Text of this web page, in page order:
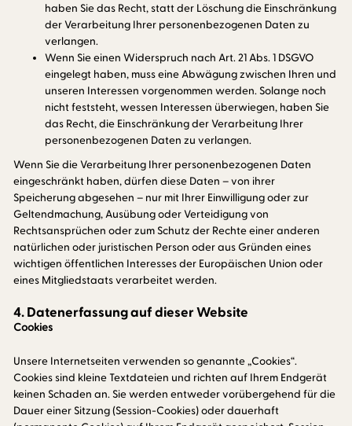
haben Sie das Recht, statt der Löschung die Einschränkung
der Verarbeitung Ihrer personenbezogenen Daten zu
verlangen.
Wenn Sie einen Widerspruch nach Art. 21 Abs. 1 DSGVO
eingelegt haben, muss eine Abwägung zwischen Ihren und
unseren Interessen vorgenommen werden. Solange noch
nicht feststeht, wessen Interessen überwiegen, haben Sie
das Recht, die Einschränkung der Verarbeitung Ihrer
personenbezogenen Daten zu verlangen.
Wenn Sie die Verarbeitung Ihrer personenbezogenen Daten
eingeschränkt haben, dürfen diese Daten – von ihrer
Speicherung abgesehen – nur mit Ihrer Einwilligung oder zur
Geltendmachung, Ausübung oder Verteidigung von
Rechtsansprüchen oder zum Schutz der Rechte einer anderen
natürlichen oder juristischen Person oder aus Gründen eines
wichtigen öffentlichen Interesses der Europäischen Union oder
eines Mitgliedstaats verarbeitet werden.
4. Datenerfassung auf dieser Website
Cookies
Unsere Internetseiten verwenden so genannte „Cookies“.
Cookies sind kleine Textdateien und richten auf Ihrem Endgerät
keinen Schaden an. Sie werden entweder vorübergehend für die
Dauer einer Sitzung (Session-Cookies) oder dauerhaft